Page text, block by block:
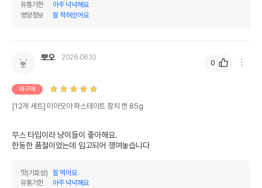
유통기한
아주 넉넉해요
영양정보
잘 적혀있어요
뽀오 2026.06.10
재구매
[12개 세트] 미아모아 파스테이트 참치 캔 85g
무스 타입이라 냥이들이 좋아해요.
한동한 품절이었는데 입고되어 쟁여놓습니다
맛(기호성)
잘 먹어요
유통기한
아주 넉넉해요
0